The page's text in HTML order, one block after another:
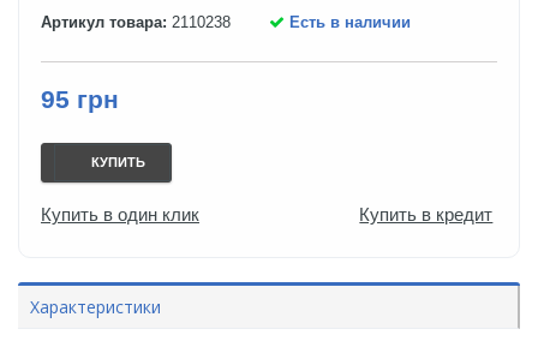
Артикул товара: 2110238 Есть в наличии
95 грн
КУПИТЬ
Купить в один клик Купить в кредит
Характеристики